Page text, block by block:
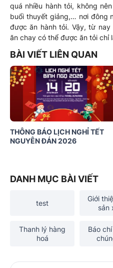
quá nhiều hành tỏi, không
buổi thuyết giảng,… nơi đông
được ăn hành tỏi. Vậy, từ
ăn chay có thể được ăn tỏi chỉ
BÀI VIẾT LIÊN QUAN
THÔNG BÁO LỊCH NGHỈ TẾT
NGUYÊN ĐÁN 2026
DANH MỤC BÀI VIẾT
test
Giới
sản
Thanh lý hàng
hoá
Báo